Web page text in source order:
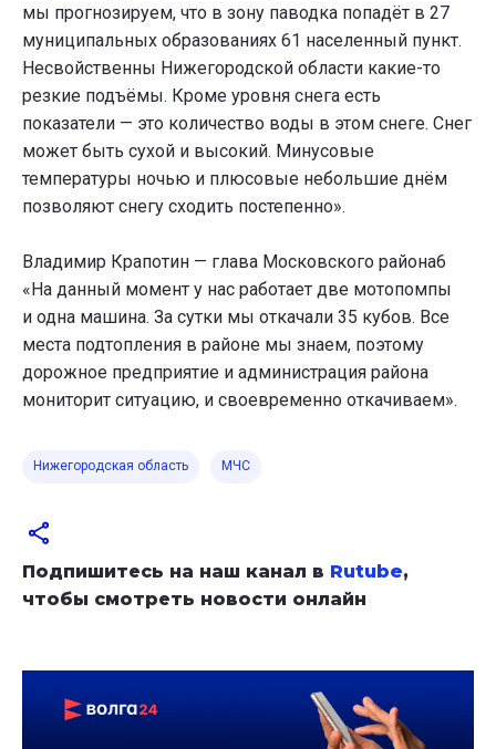
мы прогнозируем, что в зону паводка попадёт в 27
муниципальных образованиях 61 населенный пункт.
Несвойственны Нижегородской области какие-то
резкие подъёмы. Кроме уровня снега есть
показатели — это количество воды в этом снеге. Снег
может быть сухой и высокий. Минусовые
температуры ночью и плюсовые небольшие днём
позволяют снегу сходить постепенно».
Владимир Крапотин — глава Московского района6
«На данный момент у нас работает две мотопомпы
и одна машина. За сутки мы откачали 35 кубов. Все
места подтопления в районе мы знаем, поэтому
дорожное предприятие и администрация района
мониторит ситуацию, и своевременно откачиваем».
Нижегородская область МЧС
Подпишитесь на наш канал в Rutube,
чтобы смотреть новости онлайн